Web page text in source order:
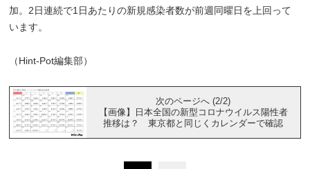
加。2日連続で1日あたりの新規感染者数が前週同曜日を上回って
います。
（Hint-Pot編集部）
次のページへ (2/2)
【画像】日本全国の新型コロナウイルス陽性者
推移は？ 東京都と同じくカレンダーで確認